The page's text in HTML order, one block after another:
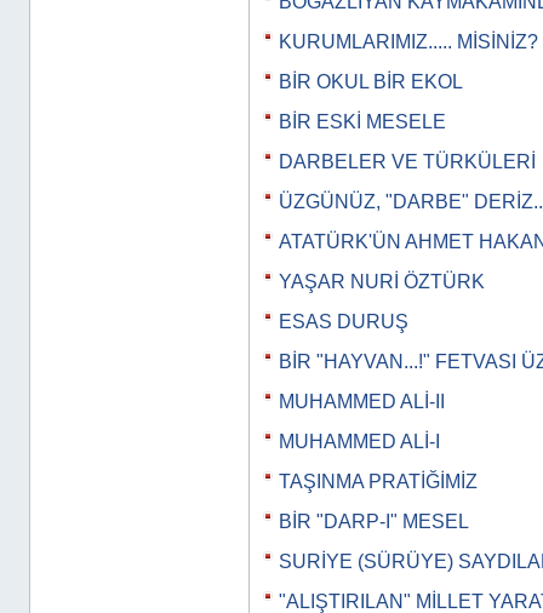
KURUMLARIMIZ..... MİSİNİZ?
BİR OKUL BİR EKOL
BİR ESKİ MESELE
DARBELER VE TÜRKÜLERİ
ÜZGÜNÜZ, "DARBE"
ATATÜRK'ÜN AHMET
YAŞAR NURİ ÖZTÜRK
ESAS DURUŞ
BİR "HAYVAN...!" FETVASI
MUHAMMED ALİ-II
MUHAMMED ALİ-I
TAŞINMA PRATİĞİMİZ
BİR "DARP-I" MESEL
SURİYE (SÜRÜYE)
"ALIŞTIRILAN" MİLLET